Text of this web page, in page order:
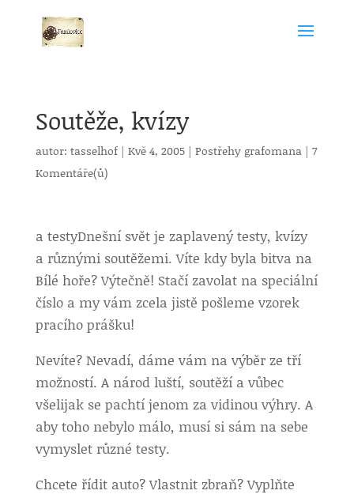
Soutěže, kvízy
autor: tasselhof| Kvě 4, 2005| Postřehy grafomana| 7
Komentáře(ů)
a testyDnešní svět je zaplavený testy, kvízy
a různými soutěžemi. Víte kdy byla bitva na
Bílé hoře? Výtečně! Stačí zavolat na speciální
číslo a my vám zcela jistě pošleme vzorek
pracího prášku!
Nevíte? Nevadí, dáme vám na výběr ze tří
možností. A národ luští, soutěží a vůbec
všelijak se pachtí jenom za vidinou výhry. A
aby toho nebylo málo, musí si sám na sebe
vymyslet různé testy.
Chcete řídit auto? Vlastnit zbraň? Vyplňte